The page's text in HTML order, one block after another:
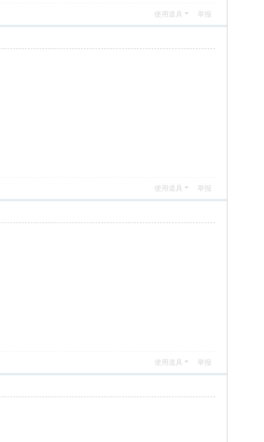
使用道具 举报
使用道具 举报
使用道具 举报